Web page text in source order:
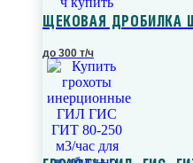
ЩЕКОВАЯ ДРОБИЛКА
до 300 т/ч